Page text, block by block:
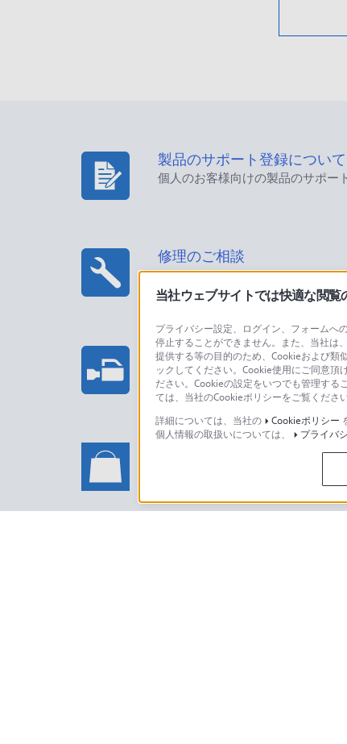
製品のサポート登録について
個人のお客様向けの製品のサポー
修理のご相談
プロフェッショナル/業務用
法人のお客様はこちら
ソニーストアでのお買い物
ソニーストアのご利用方法・サ
当社ウェブサイトでは快適な閲覧
プライバシー設定、ログイン、フォームへ
停止することができません。また、当社は
提供する等の目的のため、Cookieおよび類
ックしてください。Cookie使用にご同意頂
ださい。Cookieの設定をいつでも管理する
ては、当社のCookieポリシーをご覧くださ
詳細については、当社の
Cookieポリシー
個人情報の取扱いについては、
プライバ